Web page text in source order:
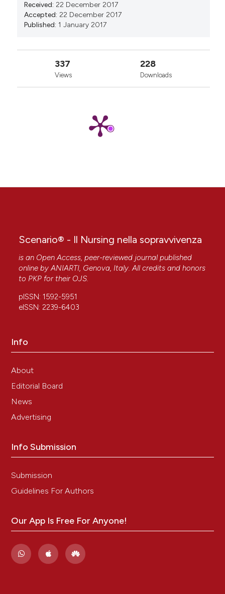
Received: 22 December 2017
Accepted: 22 December 2017
Published: 1 January 2017
337
Views
228
Downloads
Scenario® - Il Nursing nella sopravvivenza
is an Open Access, peer-reviewed journal published
online byANIARTI, Genova, Italy. All credits and honors
to PKP for their OJS.
pISSN: 1592-5951
eISSN: 2239-6403
Info
About
Editorial Board
News
Advertising
Info Submission
Submission
Guidelines For Authors
Our App Is Free For Anyone!